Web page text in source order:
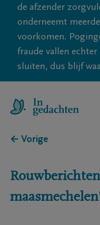
de afzender
onderneemt
voorkomen.
fraude vallen
sluiten, dus blijf
← Vorige